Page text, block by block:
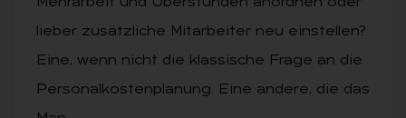
lieber zusätzliche Mitarbeiter neu einstellen?
Eine, wenn nicht die klassische Frage an die
Personalkostenplanung. Eine andere, die das